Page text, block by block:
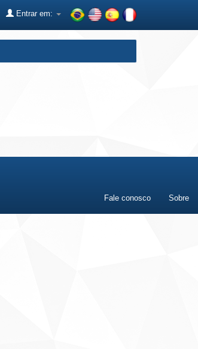
Entrar em:
Fale conosco Sobre